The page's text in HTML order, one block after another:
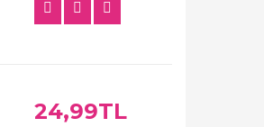
24,99TL